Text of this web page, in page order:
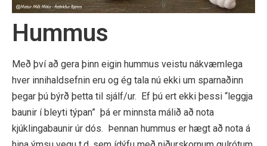
Hummus
Með því að gera þinn eigin hummus veistu nákvæmlega
hver innihaldsefnin eru og ég tala nú ekki um sparnaðinn
þegar þú býrð þetta til sjálf/ur. Ef þú ert ekki þessi “leggja
baunir í bleyti týpan” þá er minnsta málið að nota
kjúklingabaunir úr dós. Þennan hummus er hægt að nota á